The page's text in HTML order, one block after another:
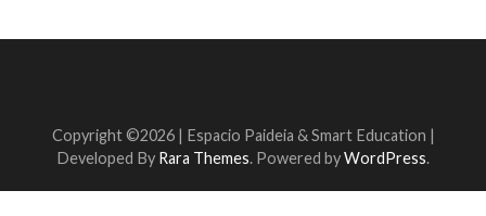
Copyright ©2026 | Espacio Paideia & Smart Education |
Developed By Rara Themes. Powered byWordPress.